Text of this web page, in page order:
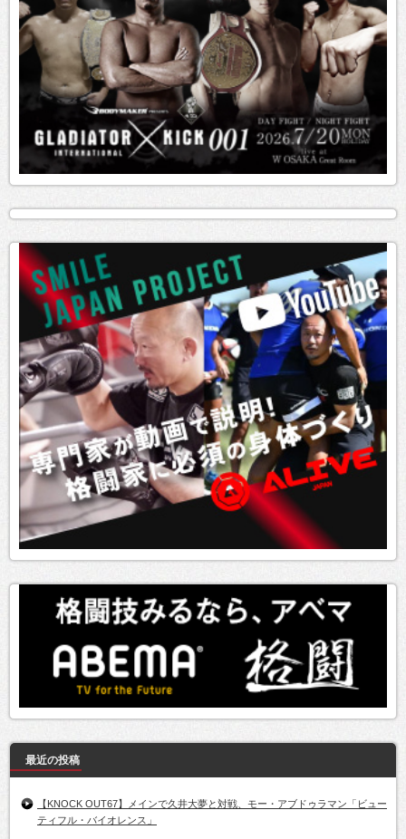
最近の投稿
【KNOCK OUT67】メインで久井大夢と対戦、モー・アブドゥラマン「ビュー
ティフル・バイオレンス」